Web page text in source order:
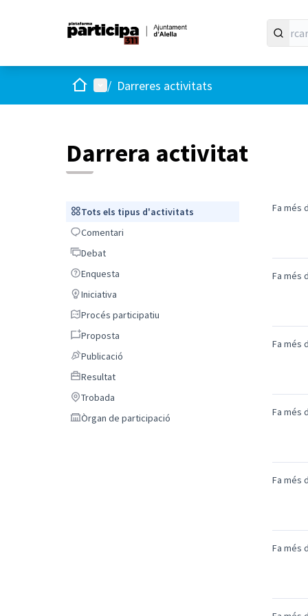
Inici Menú principal
/ Darreres activitats
Darrera activitat
Tots els tipus d'activitats
Tots els tipus d'activitats
Comentari
Comentari
DebatDebat
Enquesta
Enquesta
Iniciativa
Iniciativa
Procés participatiu
Procés participatiu
Proposta
Proposta
Publicació
Publicació
Resultat
Resultat
Trobada
Trobada
Òrgan de participació
Òrgan de participació
Fa més
Fa més
Fa més
Fa més
Fa més
Fa més